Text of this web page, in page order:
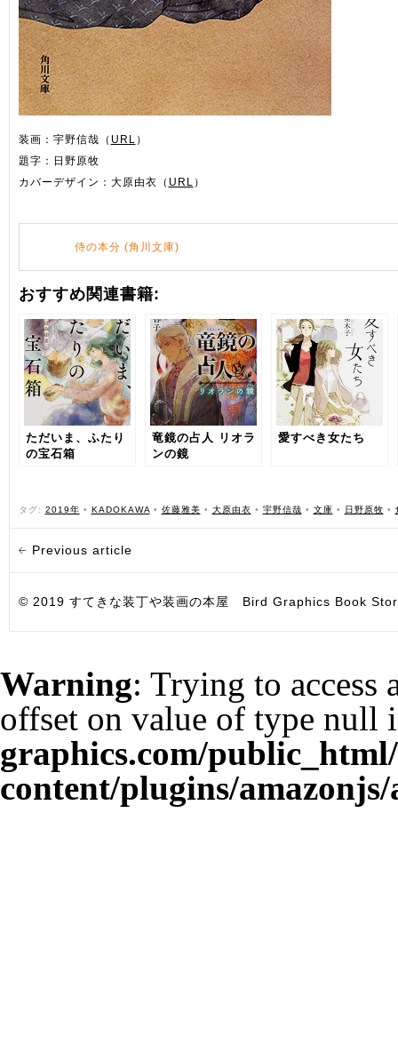
装画：宇野信哉（ URL ）
題字：日野原牧
カバーデザイン：大原由衣（ URL ）
侍の本分 (角川文庫)
おすすめ関連書籍:
ただいま、ふたり
の宝石箱
竜鏡の占人 リオラ
ンの鏡
愛すべき女たち
タグ: 2019年 • KADOKAWA • 佐藤雅美 • 大原由衣 • 宇野信哉 • 文庫 • 日野原牧 •
Previous article
© 2019 すてきな装丁や装画の本屋 Bird Graphics Book
Warning: Trying to access
offset on value of type null
graphics.com/
content/plugins/